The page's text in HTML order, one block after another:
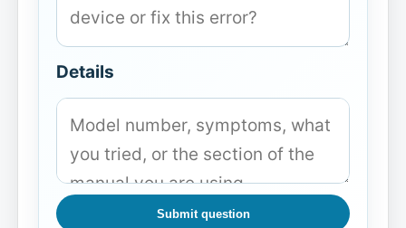
Details
Submit question